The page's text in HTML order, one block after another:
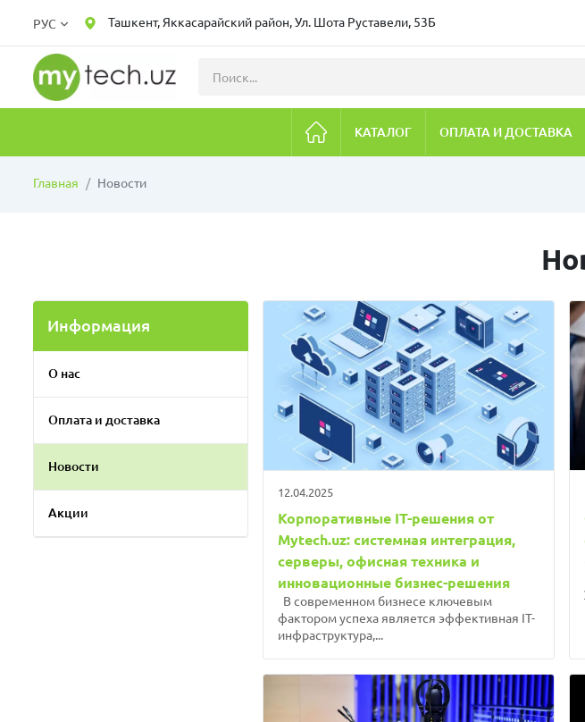
РУС Ташкент, Яккасарайский район, Ул. Шота Руставели, 53Б
КАТАЛОГ ОПЛАТА И ДОСТАВКА
Главная Новости
Информация
О нас
Оплата и доставка
Новости
Акции
12.04.2025
Корпоративные IT-решения от
Mytech.uz: системная интеграция,
серверы, офисная техника и
инновационные бизнес-решения
В современном бизнесе ключевым
фактором успеха является эффективная IT-
инфраструктура,...